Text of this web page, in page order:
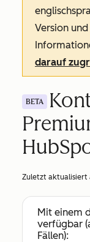
Version
darauf
BETA
Zuletzt aktualisiert
Mit einem
verfügbar
Fällen):